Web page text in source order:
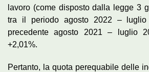
lavoro (come disposto dalla legge 3
tra il periodo agosto 2022 –
precedente agosto 2021 – luglio
+2,01%.
Pertanto, la quota perequabile delle